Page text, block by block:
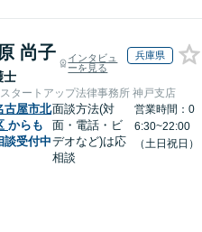
尚子
士
インタビュ
ーを見る
兵庫県
タートアップ法律事務所 神戸支店
古屋市北
からも
談受付中
面談方法(対
面・電話・ビ
デオなど)は応
相談
営業時間：0
6:30~22:00
（土日祝日）